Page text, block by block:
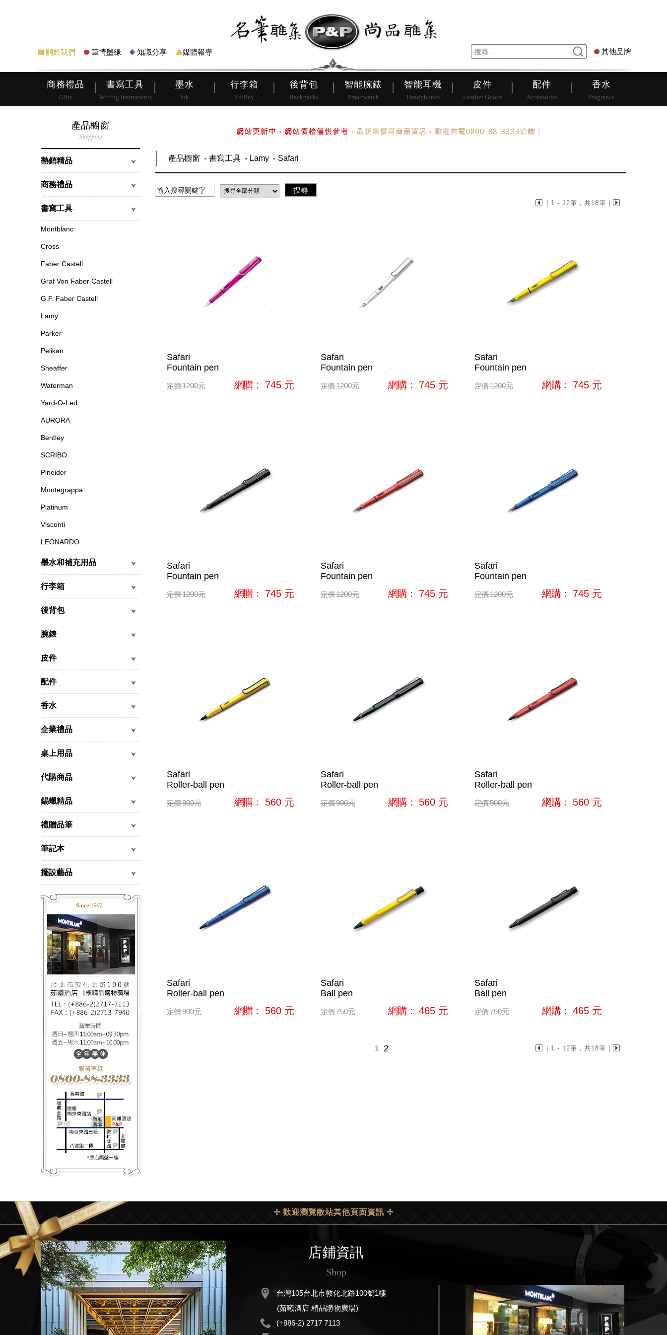
關於我們 筆情墨緣 知識分享 媒體報導 其他品牌
商務禮品
Gifts
書寫工具
Writing Instruments
墨水
Ink
行李箱
Trolley
後背包
Backpacks
智能腕錶
Smartwatch
智能耳機
Headphones
皮件
Leather Goods
配件
Accessories
香水
Fragrance
皮帶 行李箱 後背包
產品櫥窗
熱銷精品
商務禮品
書寫工具
Montblanc
Cross
Faber Castell
Graf Von Faber Castell
G.F. Faber Castell
Lamy
Parker
Pelikan
Sheaffer
Waterman
Yard-O-Led
AURORA
Bentley
SCRIBO
Pineider
Montegrappa
Platinum
Visconti
LEONARDO
墨水和補充用品
行李箱
後背包
腕錶
皮件
配件
香水
企業禮品
桌上用品
代購商品
錫蠟精品
禮贈品筆
筆記本
擺設藝品
產品櫥窗 書寫工具 Lamy Safari
| 1 - 12筆，共18筆 |
Safari
Fountain pen
定價1200元 網購﹕ 745 元
Safari
Fountain pen
定價1200元 網購﹕ 745 元
Safari
Fountain pen
定價1200元 網購﹕ 745 元
Safari
Fountain pen
定價1200元 網購﹕ 745 元
Safari
Fountain pen
定價1200元 網購﹕ 745 元
Safari
Fountain pen
定價1200元 網購﹕ 745 元
Safari
Roller-ball pen
定價900元 網購﹕ 560 元
Safari
Roller-ball pen
定價900元 網購﹕ 560 元
Safari
Roller-ball pen
定價900元 網購﹕ 560 元
Safari
Roller-ball pen
定價900元 網購﹕ 560 元
Safari
Ball pen
定價750元 網購﹕ 465 元
Safari
Ball pen
定價750元 網購﹕ 465 元
1 2 | 1 - 12筆，共18筆 |
✢ 歡迎瀏覽敝站其他頁面資訊 ✢
店鋪資訊
Shop
台灣105台北市敦化北路100號1樓
(茹曦酒店 精品購物廣場)
(+886-2) 2717 7113